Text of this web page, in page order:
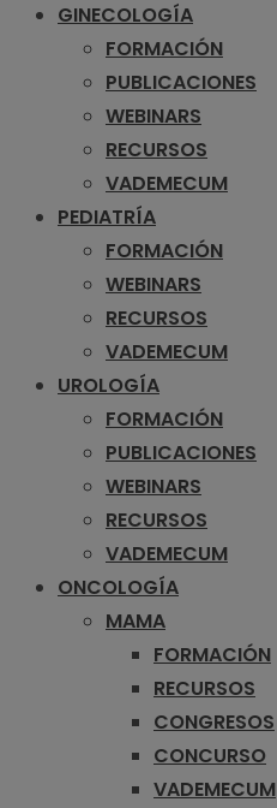
GINECOLOGÍA
FORMACIÓN
PUBLICACIONES
WEBINARS
RECURSOS
VADEMECUM
PEDIATRÍA
FORMACIÓN
WEBINARS
RECURSOS
VADEMECUM
UROLOGÍA
FORMACIÓN
PUBLICACIONES
WEBINARS
RECURSOS
VADEMECUM
ONCOLOGÍA
MAMA
FORMACIÓN
RECURSOS
CONGRESOS
CONCURSO
VADEMECUM